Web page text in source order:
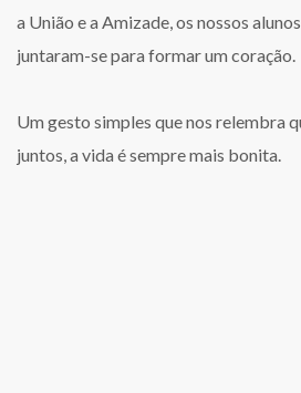
a União e a Amizade, os nossos
juntaram-se para formar um coração.
Um gesto simples que nos relembra
juntos, a vida é sempre mais bonita.